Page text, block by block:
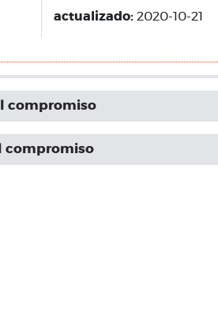
actualizado: 2020-10-21
compromiso
compromiso